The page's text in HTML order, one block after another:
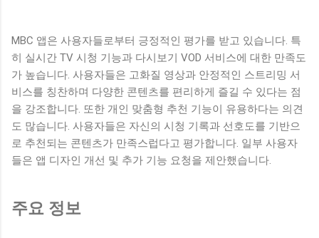
MBC 앱은 사용자들로부터 긍정적인 평가를 받고 있습니다. 특
히 실시간 TV 시청 기능과 다시보기 VOD 서비스에 대한 만족도
가 높습니다. 사용자들은 고화질 영상과 안정적인 스트리밍 서
비스를 칭찬하며 다양한 콘텐츠를 편리하게 즐길 수 있다는 점
을 강조합니다. 또한 개인 맞춤형 추천 기능이 유용하다는 의견
도 많습니다. 사용자들은 자신의 시청 기록과 선호도를 기반으
로 추천되는 콘텐츠가 만족스럽다고 평가합니다. 일부 사용자
들은 앱 디자인 개선 및 추가 기능 요청을 제안했습니다.
주요 정보